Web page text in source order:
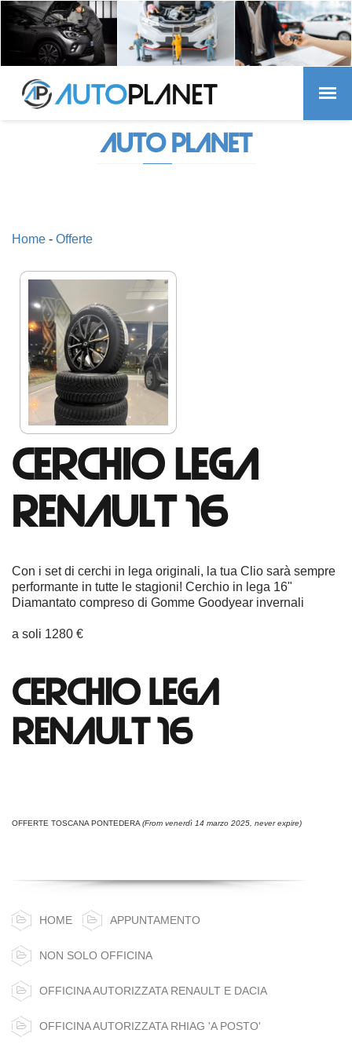
AUTO PLANET
Home - Offerte
CERCHIO LEGA
RENAULT 16
Con i set di cerchi in lega originali, la tua Clio sarà sempre
performante in tutte le stagioni! Cerchio in lega 16"
Diamantato compreso di Gomme Goodyear invernali
a soli 1280 €
CERCHIO LEGA
RENAULT 16
OFFERTE TOSCANA PONTEDERA (From venerdì 14 marzo 2025, never expire)
HOME APPUNTAMENTO
NON SOLO OFFICINA
OFFICINA AUTORIZZATA RENAULT E DACIA
OFFICINA AUTORIZZATA RHIAG 'A POSTO'